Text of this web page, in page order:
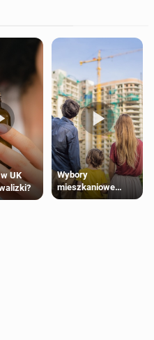
UK
Wybory
mieszkaniowe
Polaków 2025